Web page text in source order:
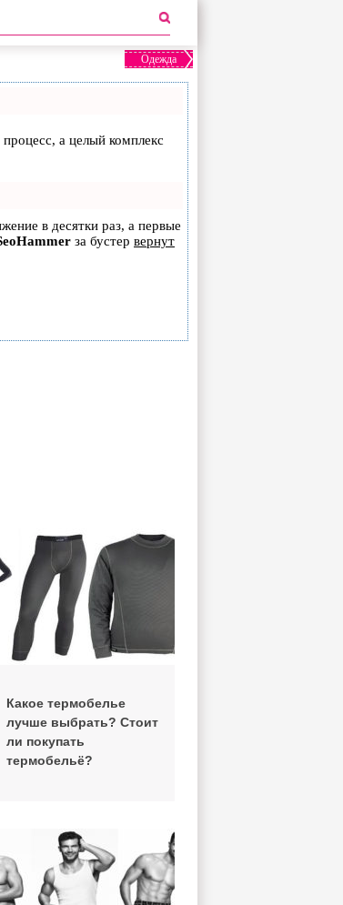
Одежда
а целый комплекс
в десятки раз, а первые
за бустер вернут
Какое термобелье
лучше выбрать? Стоит
ли покупать
термобельё?